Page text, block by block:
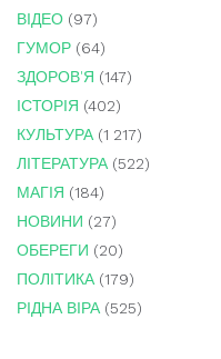
ВІДЕО (97)
ГУМОР (64)
ЗДОРОВ'Я (147)
ІСТОРІЯ (402)
КУЛЬТУРА(1 217)
ЛІТЕРАТУРА(522)
МАГІЯ (184)
НОВИНИ (27)
ОБЕРЕГИ (20)
ПОЛІТИКА(179)
РІДНА ВІРА(525)